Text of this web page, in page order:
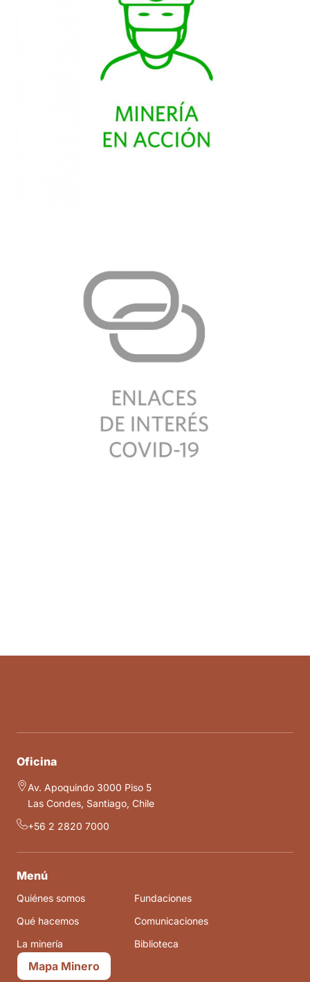
Oficina
Av. Apoquindo 3000 Piso 5
Las Condes, Santiago, Chile
+56 2 2820 7000
Menú
Quiénes somos
Qué hacemos
La minería
Fundaciones
Comunicaciones
Biblioteca
Mapa Minero